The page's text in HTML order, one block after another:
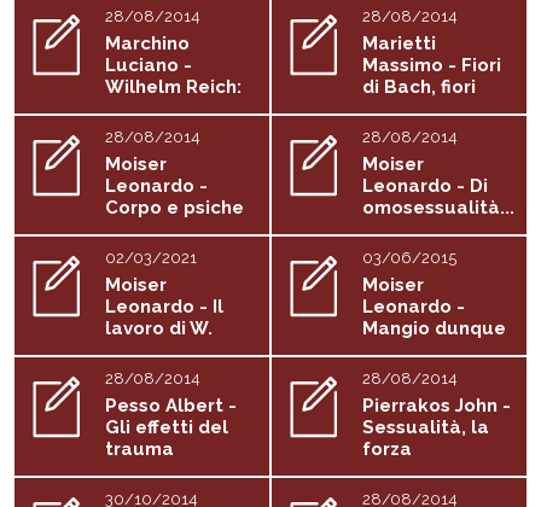
28/08/2014
Marchino
Luciano -
Wilhelm Reich:
dalla...
28/08/2014
Marietti
Massimo - Fiori
di Bach, fiori
dell'anima
28/08/2014
Moiser
Leonardo -
Corpo e psiche
in gioco...
28/08/2014
Moiser
Leonardo - Di
omosessualità...
02/03/2021
Moiser
Leonardo - Il
lavoro di W.
Reich con i...
03/06/2015
Moiser
Leonardo -
Mangio dunque
sono
28/08/2014
Pesso Albert -
Gli effetti del
trauma
prenatale e...
28/08/2014
Pierrakos John -
Sessualità, la
forza
unificatrice
30/10/2014 28/08/2014